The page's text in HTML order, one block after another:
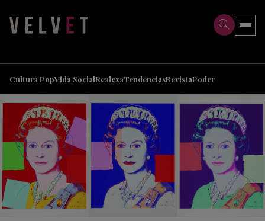
Cultura PopVida SocialRealezaTendenciasRevistaPoder